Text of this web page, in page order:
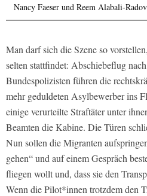
Nancy Faeser und Reem Alabali-
Man darf sich die Szene so
selten stattfindet: Abschiebeflug
Bundespolizisten führen die
mehr geduldeten Asylbewerber ins
einige verurteilte Straftäter unter
Beamten die Kabine. Die Türen
Nun sollen die Migranten
gehen“ und auf einem Gespräch
fliegen wollt und, dass sie den
Wenn die Pilot*innen trotzdem den